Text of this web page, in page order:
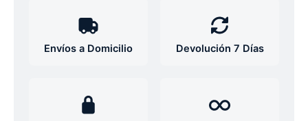
Envíos a Domicilio Devolución 7 Días